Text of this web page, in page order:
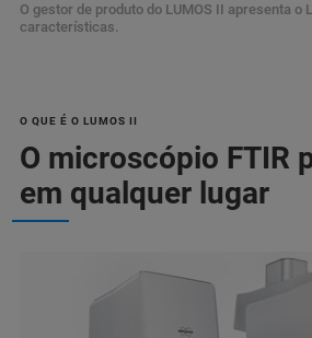
O gestor de produto do LUMOS II apresenta o
características.
O QUE É O LUMOS II
O microscópio FTIR
em qualquer lugar